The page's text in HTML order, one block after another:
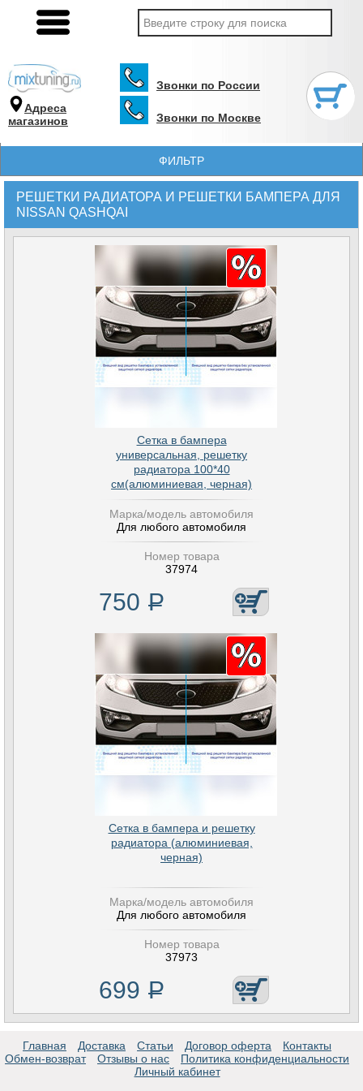
Адреса
магазинов
Звонки по России
Звонки по Москве
ФИЛЬТР
РЕШЕТКИ РАДИАТОРА И РЕШЕТКИ БАМПЕРА ДЛЯ
NISSAN QASHQAI
Сетка в бампера
универсальная, решетку
радиатора 100*40
см(алюминиевая, черная)
Марка/модель автомобиля
Для любого автомобиля
Номер товара
37974
750 Р
Сетка в бампера и решетку
радиатора (алюминиевая,
черная)
Марка/модель автомобиля
Для любого автомобиля
Номер товара
37973
699 Р
Главная Доставка Статьи Договор оферта
Контакты
Обмен-возврат
Отзывы о нас
Политика конфиденциальности
Личный кабинет